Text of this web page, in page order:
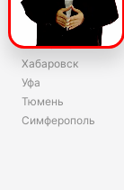
Волгоград
Ярославль
Челябинск
Хабаровск
Уфа
Тюмень
Симферополь